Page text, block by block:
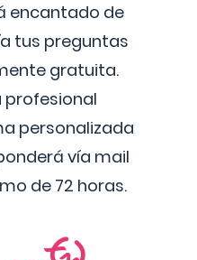
encantado de
tus preguntas
gratuita.
profesional
personalizada
vía mail
de 72 horas.